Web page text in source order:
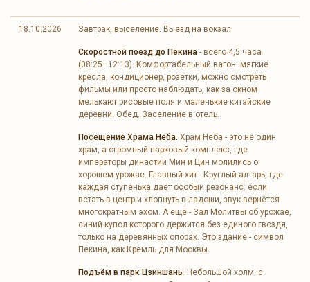
18.10.2026 Завтрак, выселение. Выезд на вокзал.
Скоростной поезд до Пекина - всего 4,5 часа
(08:25–12:13). Комфортабельный вагон: мягкие
кресла, кондиционер, розетки, можно смотреть
фильмы или просто наблюдать, как за окном
мелькают рисовые поля и маленькие китайские
деревни. Обед. Заселение в отель.
Посещение Храма Неба. Храм Неба - это не один
храм, а огромный парковый комплекс, где
императоры династий Мин и Цин молились о
хорошем урожае. Главный хит - Круглый алтарь, где
каждая ступенька даёт особый резонанс: если
встать в центр и хлопнуть в ладоши, звук вернётся
многократным эхом. А ещё - Зал Молитвы об урожае,
синий купол которого держится без единого гвоздя,
только на деревянных опорах. Это здание - символ
Пекина, как Кремль для Москвы.
Подъём в парк Цзиншань . Небольшой холм, с